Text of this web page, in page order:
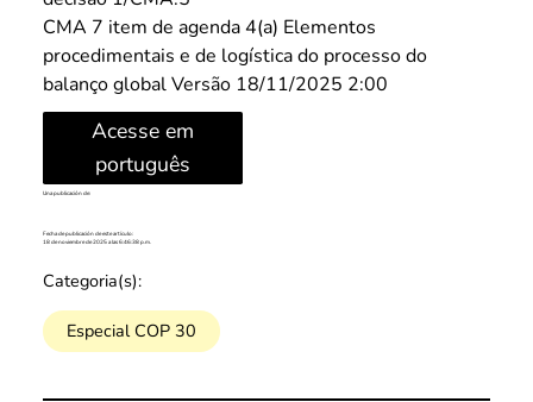
CMA 7 item de agenda 4(a) Elementos
procedimentais e de logística do processo do
balanço global Versão 18/11/2025 2:00
Acesse em
português
Una publicación de:
Fecha de publicación de este artículo:
18 de noviembre de 2025 a las 6:46:38 p.m.
Categoria(s):
Especial COP 30